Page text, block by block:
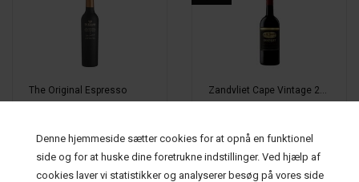
Denne hjemmeside sætter cookies for at opnå en funktionel
side og for at huske dine foretrukne indstillinger. Ved hjælp af
cookies laver vi statistikker og analyserer besøg på vores side
The Original Espresso Zandvliet Cape Vintage 2020